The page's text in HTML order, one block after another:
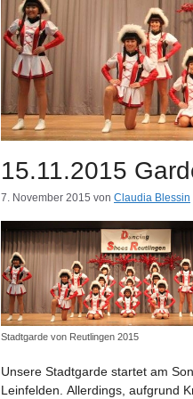
15.11.2015
7. November 2015 von Claudia Blessin
Stadtgarde von Reutlingen 2015
Unsere Stadtgarde startet am
Leinfelden. Allerdings, aufgrund